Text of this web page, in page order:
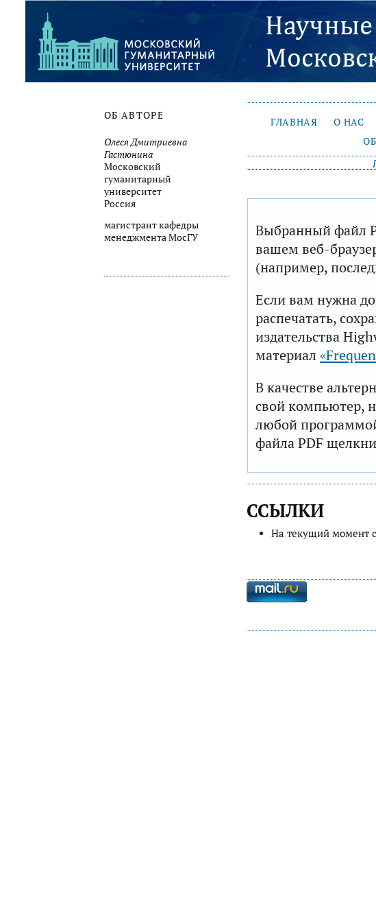
ОБ АВТОРЕ
Олеся Дмитриевна
Гастюнина
Московский
гуманитарный
университет
Россия
магистрант кафедры
менеджмента МосГУ
ГЛАВНАЯ О НАС
Выбранный файл
вашем веб-
(например,
Если вам нужна
распечатать,
издательства
материал
В качестве
свой компьютер,
любой
файла PDF
ССЫЛКИ
На текущий момент